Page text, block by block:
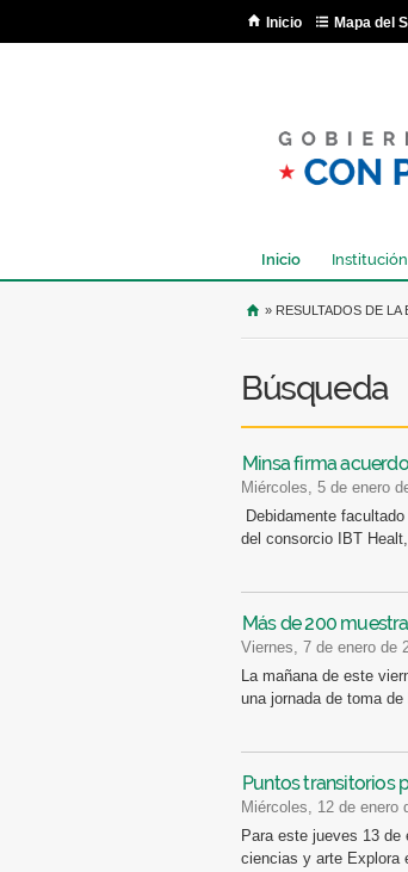
Inicio Mapa del
Inicio Institución
USTED SE
» RESULTADOS DE LA
Búsqueda
Minsa firma
miércoles, 5 de enero
Debidamente
del consorcio IBT Healt,
Más de 200
viernes, 7 de enero de
La mañana de este
una jornada de toma de
Puntos transitorios
miércoles, 12 de enero
Para este jueves 13 de
ciencias y arte Explora